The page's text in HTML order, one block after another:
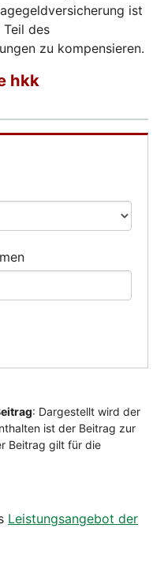
ist
des
zu kompensieren.
Leistungsangebot der